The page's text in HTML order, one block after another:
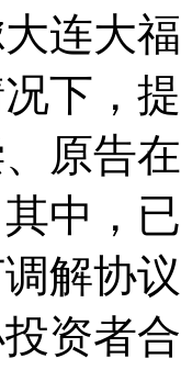
连大
下，
原告
中，
解协
资者